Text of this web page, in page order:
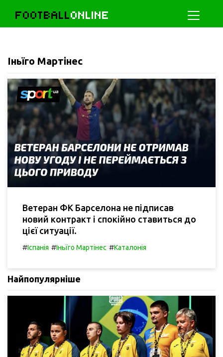
FOOTBALLONLINE
Іньїго Мартінес
Ветеран ФК Барселона не підписав
новий контракт і спокійно ставиться до
цієї ситуації.
#Іспанія #Іньїго Мартінес #Каталонія
Найпопулярніше